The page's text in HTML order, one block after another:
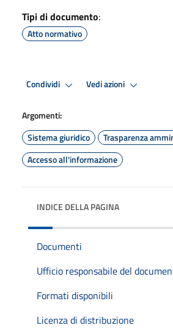
Tipi di documento:
Atto normativo
Condividi Vedi azioni
Argomenti:
Sistema giuridico
Trasparenza
Accesso all'informazione
INDICE DELLA PAGINA
Documenti
Ufficio responsabile del
Formati disponibili
Licenza di distribuzione